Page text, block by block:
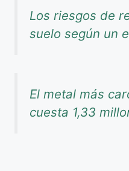
Los riesgos de
suelo según un
El metal más
cuesta 1,33